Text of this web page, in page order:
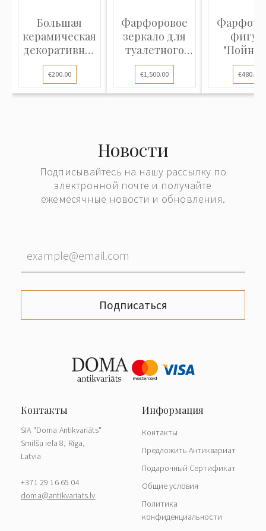
Большая
керамическая
декоративная
тарелка
€200.00
Фарфоровое
зеркало для
туалетного
столика в с...
€1,500.00 €480.00
Новости
Подписывайтесь на нашу рассылку по
электронной почте и получайте
ежемесячные новости и обновления.
Подписаться
SIA "Doma Antikvariāts"
Smilšu iela 8, Rīga,
Latvia
+371 29 16 65 04
doma@antikvariats.lv
Контакты
Предложить Антиквариат
Подарочный Сертификат
Общие условия
Политика
конфиденциальности